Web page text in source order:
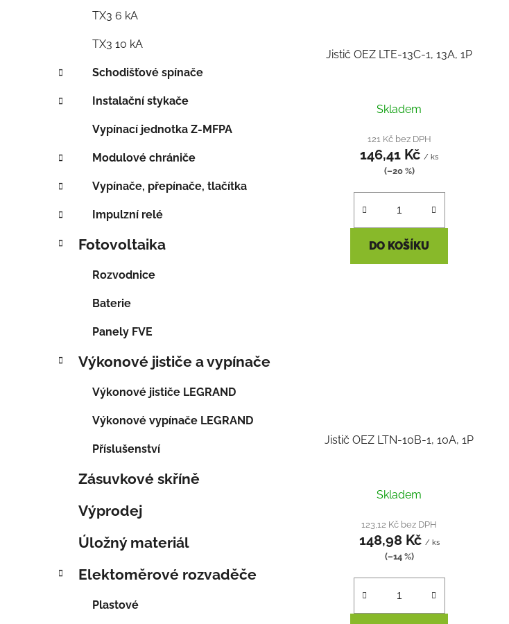
TX3 6 kA
TX3 10 kA
Schodišťové spínače
Instalační stykače
Vypínací jednotka Z-MFPA
Modulové chrániče
Vypínače, přepínače, tlačítka
Impulzní relé
Fotovoltaika
Rozvodnice
Baterie
Panely FVE
Výkonové jističe a vypínače
Výkonové jističe LEGRAND
Výkonové vypínače LEGRAND
Příslušenství
Zásuvkové skříně
Výprodej
Úložný materiál
Elektoměrové rozvaděče
Plastové
Jistič OEZ LTE-13C-1, 13A, 1P
Skladem
121 Kč bez DPH
146,41 Kč/ ks
(–20 %)
DO KOŠÍKU
Jistič OEZ LTN-10B-1, 10A, 1P
Skladem
123,12 Kč bez DPH
148,98 Kč / ks
(–14 %)